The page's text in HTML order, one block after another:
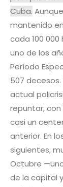
Cuba.
mantenido
cada 100
uno de los
Período
507
actual
repuntar, con
casi un
anterior. En
siguientes,
Octubre
de la capital